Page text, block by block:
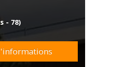
- 78)